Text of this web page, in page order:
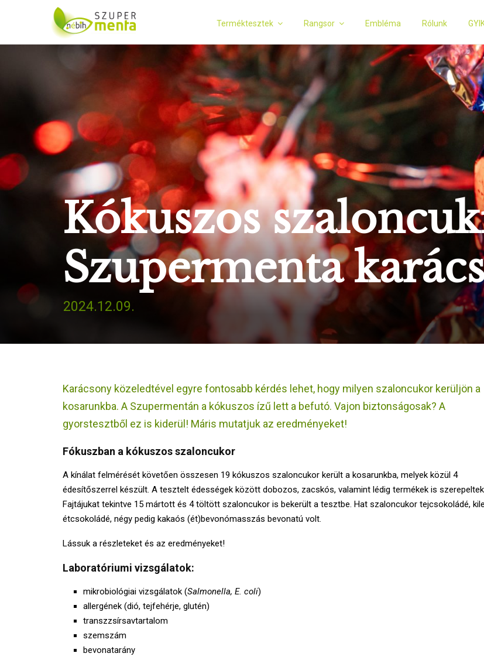
Terméktesztek Rangsor Embléma Rólunk
Kókuszos
Szupermenta
2024.12.09.
Karácsony közeledtével egyre fontosabb kérdés lehet, hogy milyen szaloncukor kerüljön a
kosarunkba. A Szupermentán a kókuszos ízű lett a befutó. Vajon biztonságosak? A
gyorstesztből ez is kiderül! Máris mutatjuk az eredményeket!
Fókuszban a kókuszos szaloncukor
A kínálat felmérését követően összesen 19 kókuszos szaloncukor került a kosarunkba, melyek közül 4
édesítőszerrel készült. A tesztelt édességek között dobozos, zacskós, valamint lédig termékek is
Fajtájukat tekintve 15 mártott és 4 töltött szaloncukor is bekerült a tesztbe. Hat szaloncukor tejcsokoládé,
étcsokoládé, négy pedig kakaós (ét)bevonómasszás bevonatú volt.
Lássuk a részleteket és az eredményeket!
Laboratóriumi vizsgálatok:
mikrobiológiai vizsgálatok (Salmonella, E. coli)
allergének (dió, tejfehérje, glutén)
transzzsírsavtartalom
szemszám
bevonatarány